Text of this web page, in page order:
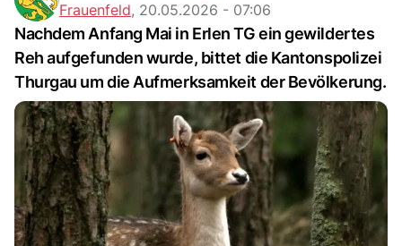
Frauenfeld, 20.05.2026 - 07:06
Nachdem Anfang Mai in Erlen TG ein gewildertes
Reh aufgefunden wurde, bittet die Kantonspolizei
Thurgau um die Aufmerksamkeit der Bevölkerung.